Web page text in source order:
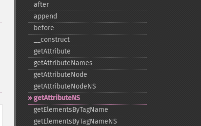
after
append
before
_​_​construct
getAttribute
getAttributeNames
getAttributeNode
getAttributeNodeNS
getAttributeNS
getElementsByTagName
getElementsByTagNameNS